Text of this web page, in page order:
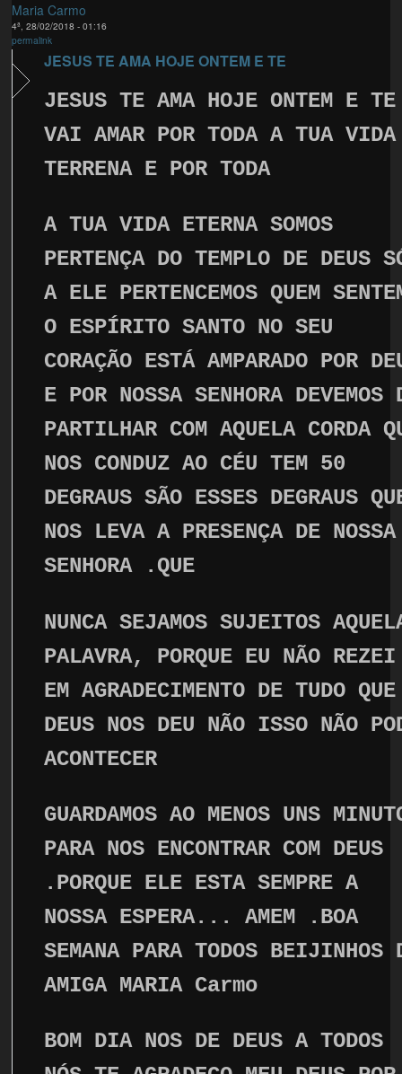
Maria Carmo
4ª, 28/02/2018 - 01:16
permalink
JESUS TE AMA HOJE ONTEM E TE
JESUS TE AMA HOJE ONTEM E TE
VAI AMAR POR TODA A TUA VIDA
TERRENA E POR TODA
A TUA VIDA ETERNA SOMOS
PERTENÇA DO TEMPLO DE DEUS
A ELE PERTENCEMOS QUEM
O ESPÍRITO SANTO NO SEU
CORAÇÃO ESTÁ AMPARADO POR
E POR NOSSA SENHORA DEVEMOS
PARTILHAR COM AQUELA CORDA
NOS CONDUZ AO CÉU TEM 50
DEGRAUS SÃO ESSES DEGRAUS
NOS LEVA A PRESENÇA DE NOSSA
SENHORA .QUE
NUNCA SEJAMOS SUJEITOS
PALAVRA, PORQUE EU NÃO
EM AGRADECIMENTO DE TUDO QUE
DEUS NOS DEU NÃO ISSO NÃO
ACONTECER
GUARDAMOS AO MENOS UNS
PARA NOS ENCONTRAR COM DEUS
.PORQUE ELE ESTA SEMPRE A
NOSSA ESPERA... AMEM .BOA
SEMANA PARA TODOS BEIJINHOS
AMIGA MARIA Carmo
BOM DIA NOS DE DEUS A TODOS